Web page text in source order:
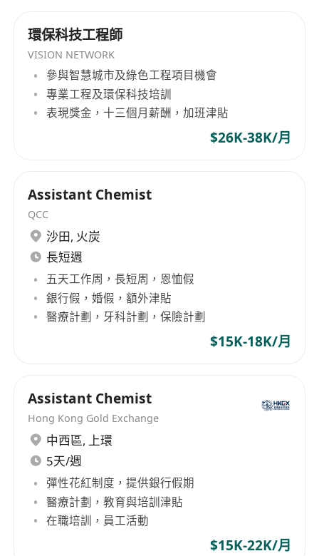
businesses to thrive with confidence. SGS,
founded in 1878 and listed on the Swiss Stock
Exchange since 1981, has a legacy of over 145
years of service excellence.
環保科技工程師
VISION NETWORK
參與智慧城市及綠色工程項目機會
專業工程及環保科技培訓
表現獎金，十三個月薪酬，加班津貼
$26K-38K/月
Assistant Chemist
QCC
沙田, 火炭
長短週
五天工作周，長短周，恩恤假
銀行假，婚假，額外津貼
醫療計劃，牙科計劃，保險計劃
$15K-18K/月
Assistant Chemist
Hong Kong Gold Exchange
中西區, 上環
5天/週
彈性花紅制度，提供銀行假期
醫療計劃，教育與培訓津貼
在職培訓，員工活動
$15K-22K/月